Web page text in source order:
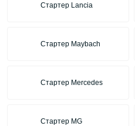
Стартер Lancia
Стартер Maybach
Стартер Mercedes
Стартер MG